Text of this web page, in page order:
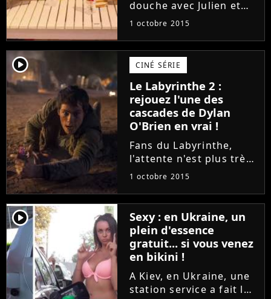
douche avec Julien et
non Adixia dans
VS Les Marseillais
diffusé ce jeudi 1er
octobre 2015, sur W9.
La Belge a donc tenu à
lui faire...
1 octobre 2015
player2 CINÉ SÉRIE
Le Labyrinthe 2 :
rejouez l'une des
cascades de Dylan
O'Brien en vrai !
Fans du Labyrinthe,
l'attente n'est plus très
longue ! C'est ce
sortira au cinéma Le
Labyrinthe 2 : la Terre
Brûlée, suite de
l'adaptation des romans
de James...
1 octobre 2015
player2
Sexy : en Ukraine, un
plein d'essence
gratuit... si vous venez
en bikini !
A Kiev, en Ukraine, une
station service a fait le